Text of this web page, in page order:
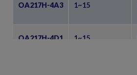
OA217H-4A3 1~15
OA217H-4D1 1~15